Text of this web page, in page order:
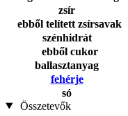
zsír
ebből telített zsírsavak
szénhidrát
ebből cukor
ballasztanyag
fehérje
só
Összetevők